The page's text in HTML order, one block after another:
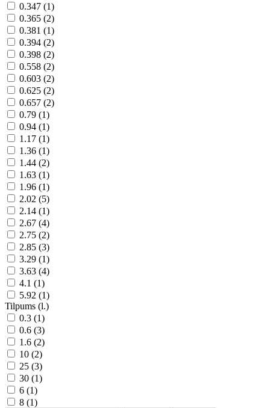
0.347 (1)
0.365 (2)
0.381 (1)
0.394 (2)
0.398 (2)
0.558 (2)
0.603 (2)
0.625 (2)
0.657 (2)
0.79 (1)
0.94 (1)
1.17 (1)
1.36 (1)
1.44 (2)
1.63 (1)
1.96 (1)
2.02 (5)
2.14 (1)
2.67 (4)
2.75 (2)
2.85 (3)
3.29 (1)
3.63 (4)
4.1 (1)
5.92 (1)
Tilpums (l.)
0.3 (1)
0.6 (3)
1.6 (2)
10 (2)
25 (3)
30 (1)
6 (1)
8 (1)